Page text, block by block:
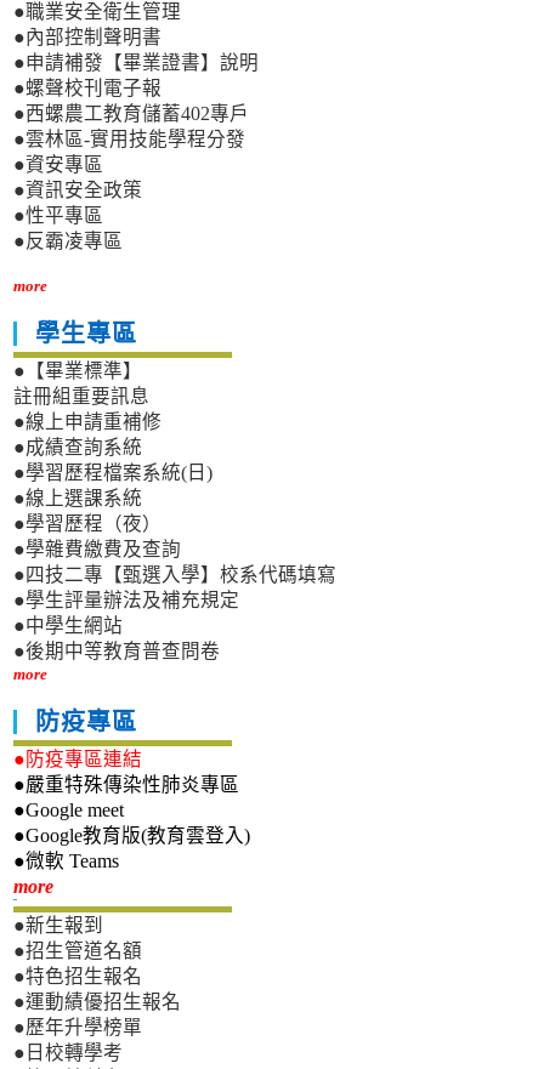
●職業安全衛生管理
●內部控制聲明書
●申請補發【畢業證書】說明
●螺聲校刊電子報
●西螺農工教育儲蓄402專戶
●雲林區-實用技能學程分發
●資安專區
●資訊安全政策
●性平專區
●反霸凌專區
more
學生專區
●【畢業標準】
註冊組重要訊息
●線上申請重補修
●成績查詢系統
●學習歷程檔案系統(日)
●線上選課系統
●學習歷程（夜）
●學雜費繳費及查詢
●四技二專【甄選入學】校系代碼填寫
●學生評量辦法及補充規定
●中學生網站
●後期中等教育普查問卷
more
防疫專區
●防疫專區連結
●嚴重特殊傳染性肺炎專區
●Google meet
●Google教育版(教育雲登入)
●微軟 Teams
more新生專區
●新生報到
●招生管道名額
●特色招生報名
●運動績優招生報名
●歷年升學榜單
●日校轉學考